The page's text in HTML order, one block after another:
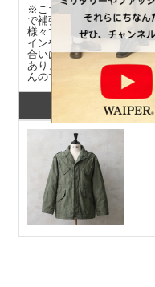
※こちらの商品はUSED品
で補強されている場合や
様々です。レザーの補強
インや表記は1点1点異な
合いは異なります。ボタ
ありません。商品の状態
んので予めご了承ください